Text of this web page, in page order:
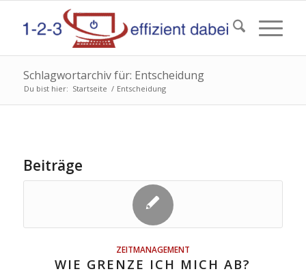
Schlagwortarchiv für: Entscheidung
Du bist hier: Startseite / Entscheidung
Beiträge
ZEITMANAGEMENT
WIE GRENZE ICH MICH AB?